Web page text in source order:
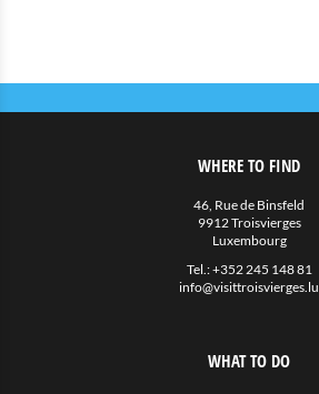
WHERE TO FIND
46, Rue de Binsfeld
9912 Troisvierges
Luxembourg
Tel.:+352 245 148 81
info@visittroisvierges.lu
WHAT TO DO